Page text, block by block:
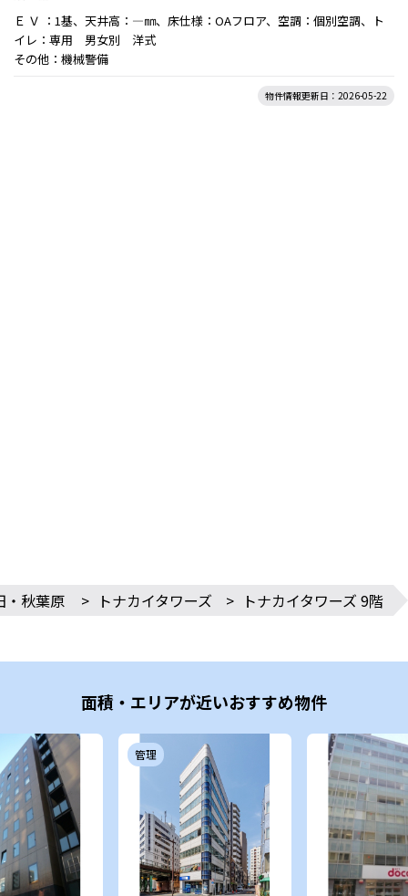
Ｅ Ｖ ：1基、天井高：―㎜、床仕様：OAフロア、空調：個別空調、ト
イレ：専用 男女別 洋式
その他：機械警備
物件情報更新日：2026-05-22
・秋葉原 > トナカイタワーズ > トナカイタワーズ 9階
面積・エリアが近いおすすめ物件
管理